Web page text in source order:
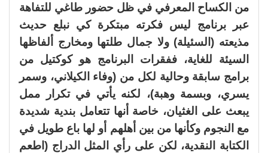
من الكساح المعرفي في ظل حضور طاغي للتفاهة
عبر برنامج ليس فكرته مبتكرة كي نبلع حديث
مذيعته (السئيلة) ولا جمال طلتها ومخارج ألفاظها
السيئة للغاية، ففقرات البرنامج هو كوكتيل من
برامج سابقة وحالية لكل من (وفاء الكيلاني، وسمر
يسري، وبسمة وهبة)، لكنه يأتي في تكرار ممل
يبعث على الغثيان، خاصة أنها تتعامل بندية شديدة
مع النجوم وكأنها من بين أهلهم أو لها باع طويل في
الكتابة النقدية، لكن على رأي المثل الدراج (اطعم